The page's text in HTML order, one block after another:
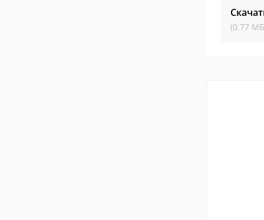
(0.77